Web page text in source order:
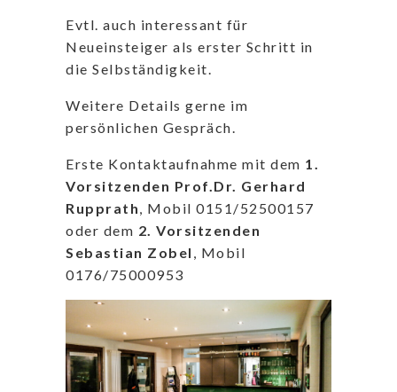
Evtl. auch interessant für
Neueinsteiger als erster Schritt in
die Selbständigkeit.
Weitere Details gerne im
persönlichen Gespräch.
Erste Kontaktaufnahme mit dem 1.
Vorsitzenden Prof.Dr. Gerhard
Rupprath, Mobil 0151/52500157
oder dem 2. Vorsitzenden
Sebastian Zobel , Mobil
0176/75000953